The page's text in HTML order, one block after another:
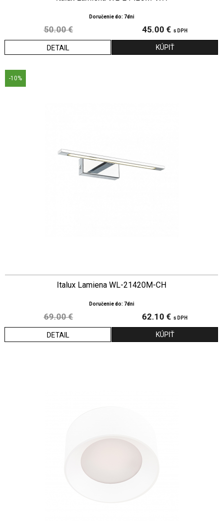
Doručenie do: 7dni
50.00 € 45.00 € s DPH
DETAIL
-10%
Italux Lamiena WL-21420M-CH
Doručenie do: 7dni
69.00 € 62.10 € s DPH
DETAIL